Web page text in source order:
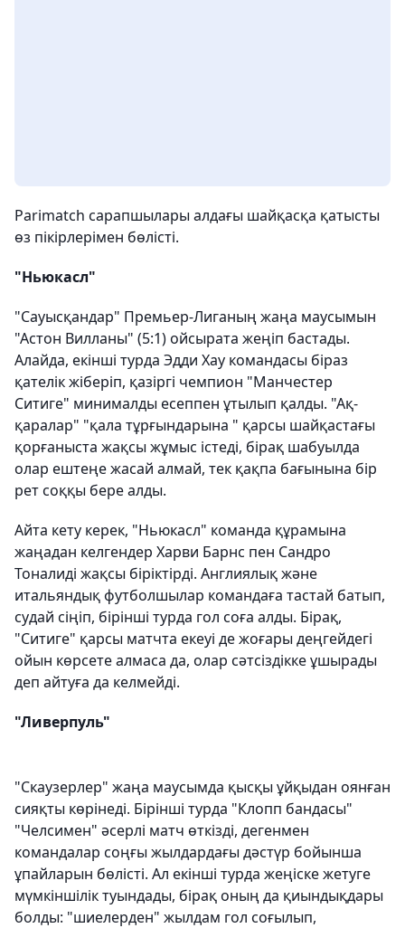
Parimatch сарапшылары алдағы шайқасқа қатысты
өз пікірлерімен бөлісті.
"Ньюкасл"
"Сауысқандар" Премьер-Лиганың жаңа маусымын
"Астон Вилланы" (5:1) ойсырата жеңіп бастады.
Алайда, екінші турда Эдди Хау командасы біраз
қателік жіберіп, қазіргі чемпион "Манчестер
Ситиге" минималды есеппен ұтылып қалды. "Ақ-
қаралар" "қала тұрғындарына " қарсы шайқастағы
қорғаныста жақсы жұмыс істеді, бірақ шабуылда
олар ештеңе жасай алмай, тек қақпа бағынына бір
рет соққы бере алды.
Айта кету керек, "Ньюкасл" команда құрамына
жаңадан келгендер Харви Барнс пен Сандро
Тоналиді жақсы біріктірді. Англиялық және
итальяндық футболшылар командаға тастай батып,
судай сіңіп, бірінші турда гол соға алды. Бірақ,
"Ситиге" қарсы матчта екеуі де жоғары деңгейдегі
ойын көрсете алмаса да, олар сәтсіздікке ұшырады
деп айтуға да келмейді.
"Ливерпуль"
"Скаузерлер" жаңа маусымда қысқы ұйқыдан оянған
сияқты көрінеді. Бірінші турда "Клопп бандасы"
"Челсимен" әсерлі матч өткізді, дегенмен
командалар соңғы жылдардағы дәстүр бойынша
ұпайларын бөлісті. Ал екінші турда жеңіске жетуге
мүмкіншілік туындады, бірақ оның да қиындықдары
болды: "шиелерден" жылдам гол соғылып,